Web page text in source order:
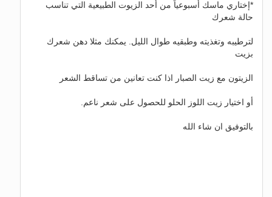
*إختاري ماسك أسبوعياً من أحد الزيوت الطبيعية التي تناسب
حالة شعرك
لترطيبه وتغذيته وطبقيه طوال الليل. يمكنك مثلا دهن شعرك
بزيت
الزيتون مع زيت الصبار اذا كنت تعانين من تساقط الشعر
أو اختيار زيت اللوز الحلو للحصول على شعر ناعم.
بالتوفيق ان شاء الله